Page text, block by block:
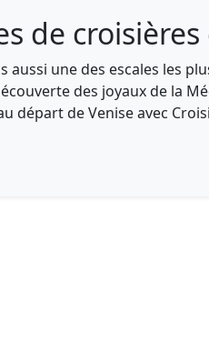
de
une des escales les
des joyaux de la
départ de Venise avec